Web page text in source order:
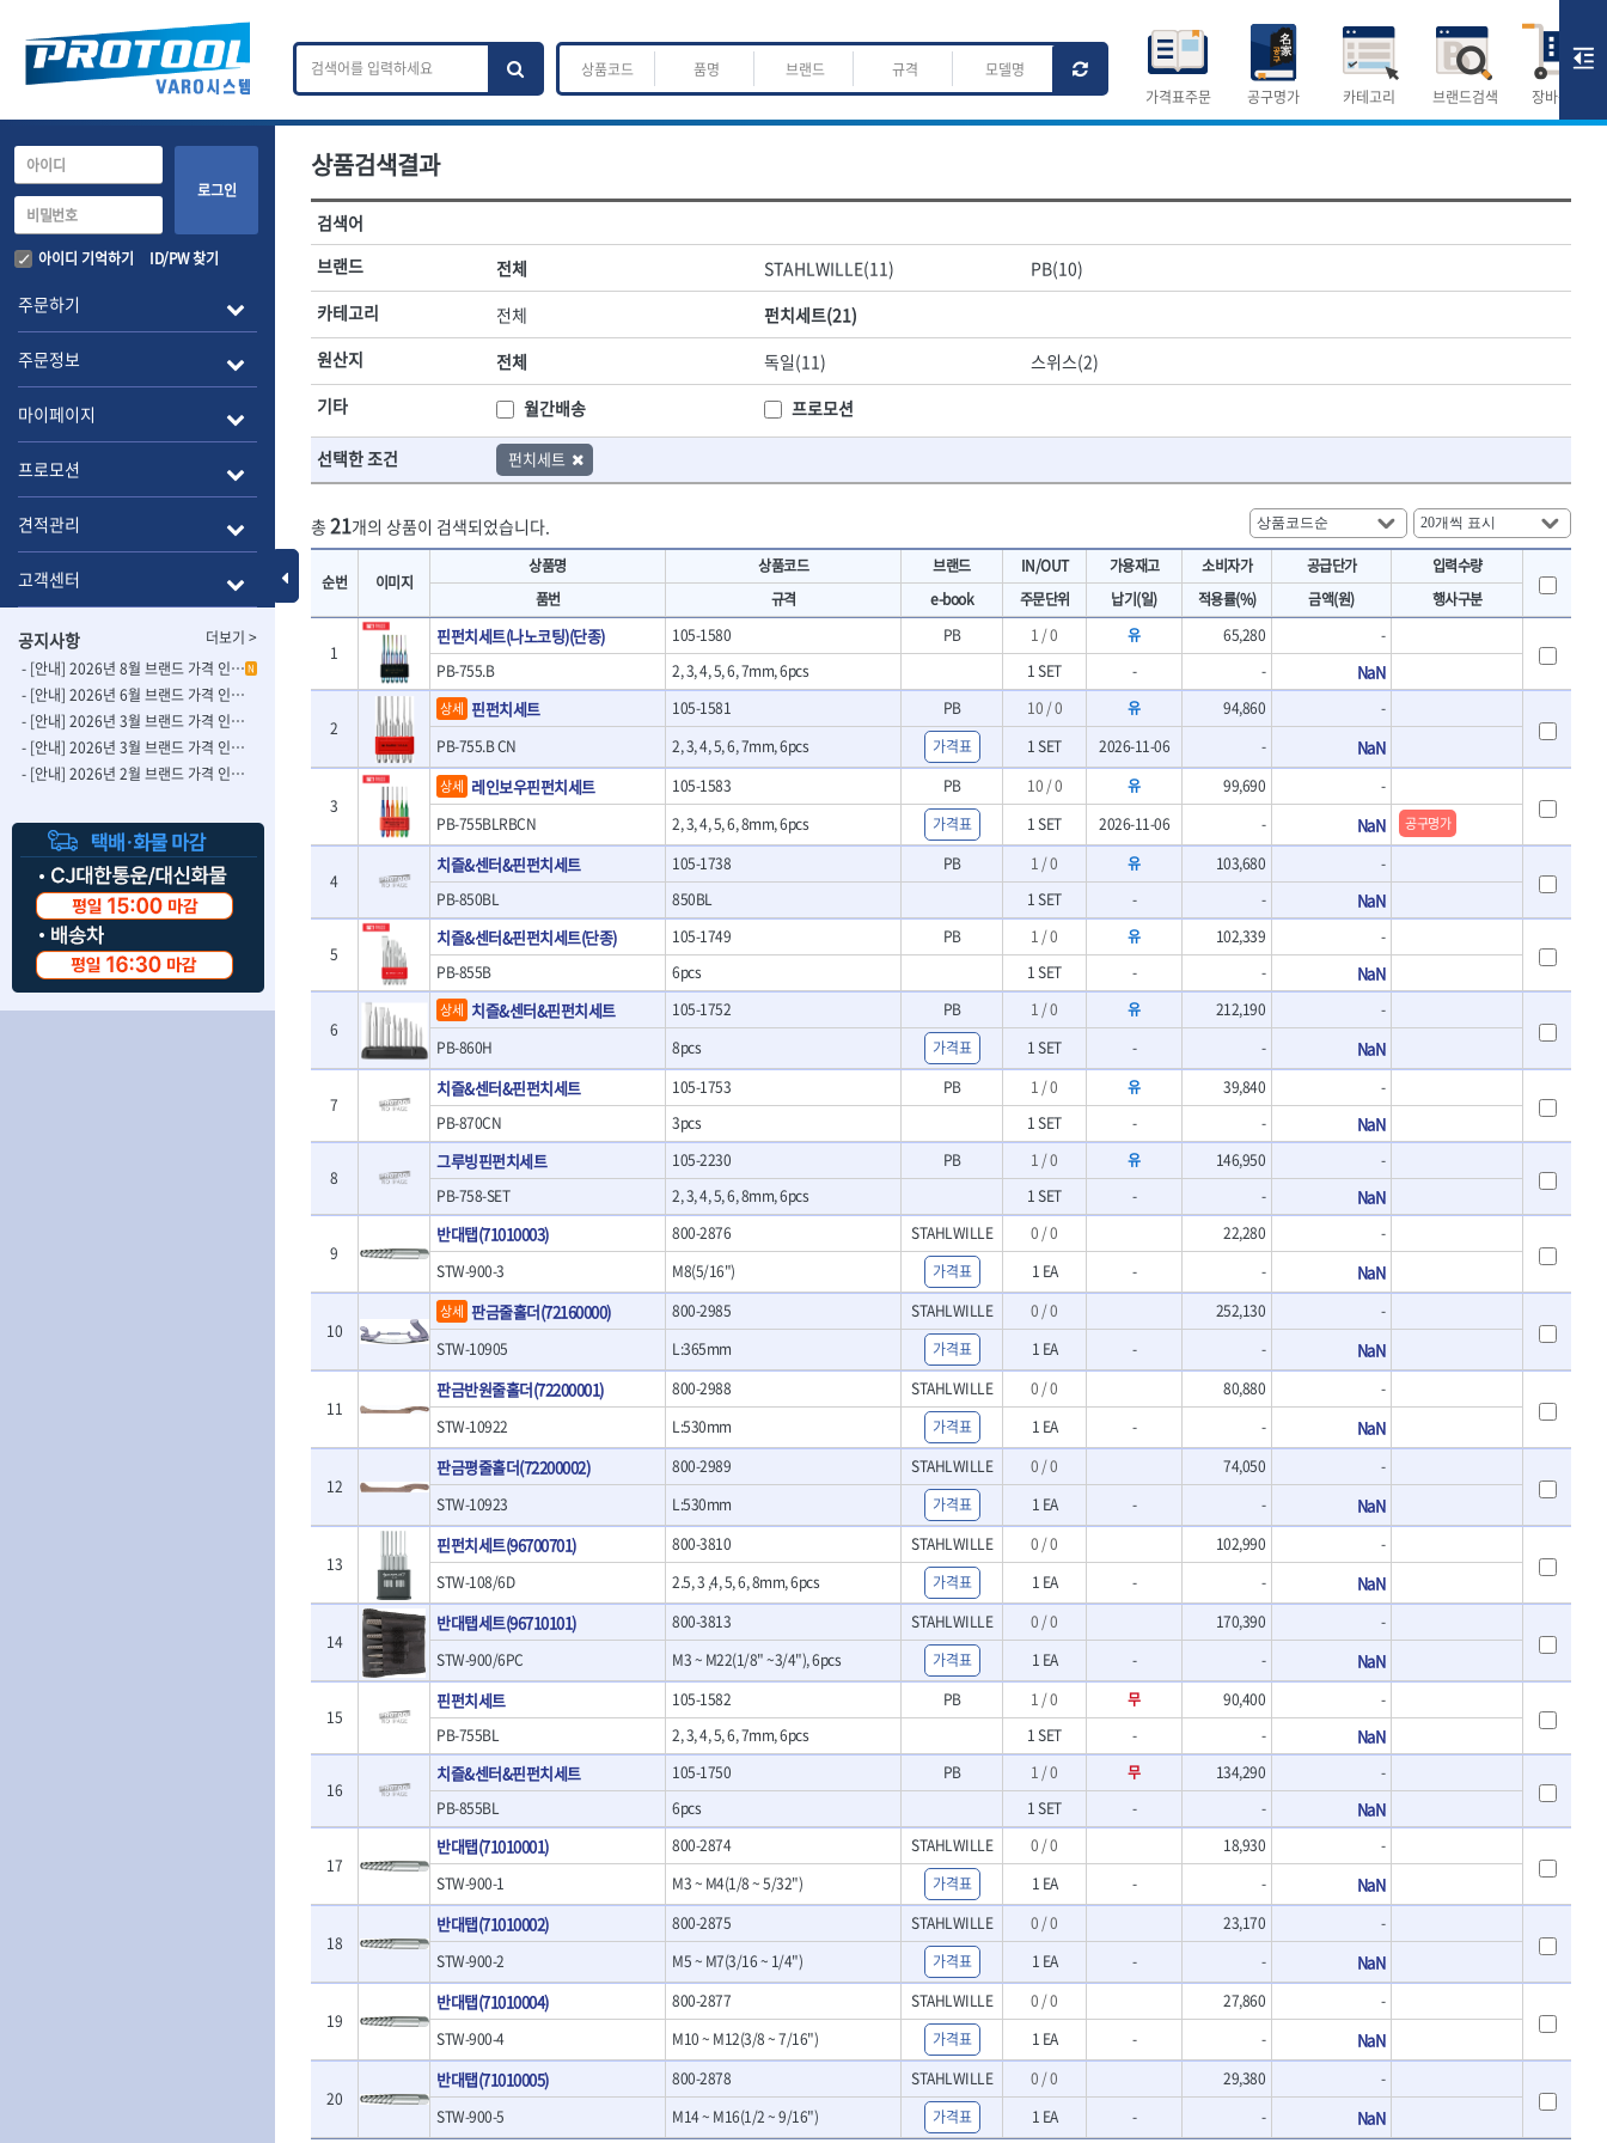
Toggle Menu
가격표주문 공구명가 카테고리 브랜드검색 장바구니
작업공구.종합공구
소켓,렌치,드라이버
- 소켓
- 세미롱소켓
- 엑스트라롱소켓
- 임팩소켓
- 임팩세미롱소켓
- 임팩롱소켓
- 유니버셜소켓
- 롱별소켓
- 임팩롱별소켓
- 육각비트소켓
- 임팩육각비트소켓
- 별비트소켓
- XZN비트소켓
- 임팩육각비트
- 임팩비트
- 유니버셜조인트
- 연결대
- 임팩연결대
- 볼연결대
- 라쳇핸들
- 퀵릴리스라쳇핸들
- 슬라이딩마그네틱너트세
- 비트소켓레일세트
배관.전동.에어.운반
배관공구.장비
- 파이프렌치
- 스트랩락파이프핸들
- 파이프커터
- 튜빙커터
- 밴더
- 동파이프확관기
- 파이프나사산가공기
- 오스타세트
- 파이프가공기
- 파이프바이스
- 유압전선압착기
- 듀잇밴더
- 마이크로드레인
- 마이크로릴
- 시스네이크컴팩
- 시스네이크미니릴
- 시스네이크
- 배관검사용모니터
- 내시경카메라
- 라인송신기
- 탐지용수신기
- 콤비네이션청소기
- 수동스피너
- 프렉스샤프트
- 액세서리
- 전동드럼머신
- 스프링청소기
- 고압파이프세척기
- 건/습식 청소기
- 청소기악세서리
- 체인파이프렌치
- 동파이프커터
- 플라스틱파이프커터
- 디버러
- 동파이프확관기세트
- 전동오스타세트
- 배관내시경
- 배관청소기
- 하수구청소기
- 오거
- 커터
- 스프링헤드
- PVC커터
- 기타 악세사리
- 콤프레샤
전동.충전공구
- 드릴
- 드라이버
- 임팩렌치
- 샌더
- 앵글그라인더
- 컷쏘
- 각도절단기
- 플런지쏘
- 블로워
- 밴드쏘
- 원형톱
- 해머드릴
- 임팩드라이버
- 로터리해머
- 라쳇렌치
- 전동가위
- 직쏘
- 멀티커터
- 광택기
- 앵글그라인더
- 샌딩머신
- 밴드쏘
- 콤보세트
- 충전광택기
산업.안전.웰딩.계절
산업, 생활용품
- 나사고정제
- 윤활방청제
- 설치형가림막
- 전선릴
- 케이블타이
- 스피커
안전용품
- 안전안경
- 안전고글
- 방진마스크
- 방독마스크
- 보호복
- 장갑
- 낙하방지코드
- 무릎 보호대
전기.계절상품
- 열풍기
- 히터
- 충전식분무기
- 선풍기
- 용접기
- LED충전식작업등
- LED램프
- 예초기
- 라디에이터
- 심지난로
- 온수 히터
- 열선
- 정온선
- 콤프레셔
목공공구.목공기계
조각도.끌
- 아사도
- 심환도
- 삼각도
- 곡삼각도
- 조각도세트
- D형조각도
- 카빙나이프
- 손도끼
- 목공용끌
- 목공용끌세트
- 나무상자케이스
- 가우지
- 대패
- 미니터닝세트
- 포스너비트
- 악세사리
- 클로스샌딩롤
- 스프레이건
- 송곳
- 클립
- 컴파스
- 작업대
- 물림쇠
- 측정기
- 디지털습도측정기
- 지그그리퍼시스템
- 치즐
- 치즐세트
- 파팅툴
- 터닝툴세트
- 할로윙툴
- 캘리퍼
- 잭나이프
- 스코프세트
- 조각세트
- 크래프트카버세트
- 말렛스위프
- 목공용망치
- 핸드툴세트
- 다이아몬드휠
- 원형톱날
- 샌딩디스크
- 스크롤쏘날
- 숫돌
- 다이아몬드숫돌
- 원형톱날/루터비트
- 루터비트
- 루터비트세트
- 직쏘날
- 디지털앵글파인더
- 띠톱날
- 모종삽
- 갈퀴
측정공구.절삭공구
측정도구
- 줄자
- 분도기
- 테파게이지
- 기타 측정도구
토크렌치
- 토크렌치바디
- 토크렌치
- 디지탈토크렌치
- 토크렌치라쳇헤드
- 토크렌치스패너헤드
- 토크렌치링헤드
- 토크아답타
- 크로우풋
- 토크테스터기
- 비디오스코프
- 토크드라이버핸들
- 토크드라이버세트
- 토크드라이버
- 토크드라이버블레이드
- 다이얼토크렌치
- 토크멀티플라이어
- 토크렌치비트홀다헤드
- 가방/케이스
절삭공구
- 바이메탈홀쏘날
- 하이스드릴
- 하이스코발트드릴
- 드릴세트
- 아바
- 반대탭
- 원형톱날
자동차공구.장비
자동차용장비
- 타이어탈착기
- 드레인플러그소켓
- 스파크플러그플라이어
전체 ㄷ ㄹ
A
E F J R S T U Z 숫자
전체
1-DAY ACE POWER Armor Tool, LLC
BHS(영창망치)
CP CROWN DEWIT
DH신바람
ENGINEER
FLEX
FLEXCUT
HAZET
IR
IRWIN
ISOTOOL
JOKARI KAKURI Katimax
KAWASA
KHEIRON KLEIN KNIPEX
KOKEN
KTC KUKEN LENOX(사입)
LENOX(수입)
LIENIELSEN
LOCTITE LOGOSOL(AGMA) LONCIN
MACHAN
MAFELL
MARTOR MAYHEW MCC
MORSE
NANIWA NICHOLSON Norton
OSEIN
PB PFEIL PICA
PICARD
RICHMOND RIDGID ROBERTSORBY
ROTARY LIFT
ROTHENBERGER
RUBI RUKO RYOBI
S.Djarv Hantverk AB
SCANGRIP
Scanprobe SENCI SHINANO
SHOPVAC
SICE
SKIL SMOOS
STANZANI SWANSON TEFENPLAST
TENGU
THETA -직판오일등
THETA-공구함 THETA-드라이버
THETA-몽키
THETA-소켓비트 THETA-스패너 THETA-운반구
THETA-자동몽키
THETA-전동악세서리 THETA-측정 THETA-커터,가위
THETA-핸드카트
THOMAS FLINN TOP TOPTUL
TSUNESABURO TUOFU TWOCHERRYS
VAUGHAN VBW
WIHA WOODCRAFT XCELITE
XPROTOOL-기어렌치
ZETA(LED) ZETA(PVC커터) ZETA(라디에이터)
ZETA(비트셋트)
ZETA(커터) ZONE KING 가드맨
게링 HSS
나노원 나이텍스 대건
대건케이블
디월트 디월트 인버터 발전기 라이트 세이키
미주산업 바람돌이 백마
스팀코리아 아임삭 에버그린
에코파워팩
엠파이어 우주전열(겨울) 우주전열(여름)
이젠
일레드 조란 츠노다(TTC)
콰이어트존
플렉스-절단석 협성 황금손
로그인
아이디 기억하기 ID/PW 찾기
주문하기
주문정보
마이페이지
프로모션
견적관리
고객센터
공지사항
더보기 >
- [안내] 2026년 8월 브랜드 가격 인상 사전 안내의 건 N
- [안내] 2026년 6월 브랜드 가격 인상 사전 안내의 건
- [안내] 2026년 3월 브랜드 가격 인상 사전 안내의 건-2
- [안내] 2026년 3월 브랜드 가격 인상 사전 안내의 건
- [안내] 2026년 2월 브랜드 가격 인상 사전 안내의 건
상품검색결과
검색어
브랜드
전체 STAHLWILLE(11)
PB(10)
카테고리
전체
펀치세트(21)
원산지
전체 독일(11)
스위스(2)
기타
월간배송 프로모션
선택한 조건 펀치세트
총 21개의 상품이 검색되었습니다.
순번 이미지
상품명 상품코드 브랜드 IN/OUT 가용재고 소비자가 공급단가
입력수량
품번
규격 e-book 주문단위 납기(일) 적용률(%) 금액(원) 행사구분
1
핀펀치세트(나노코팅)(단종) 105-1580 PB 1 / 0 유 65,280
-
PB-755.B
2, 3, 4, 5, 6, 7mm, 6pcs 1 SET - - NaN
2
상세 핀펀치세트 105-1581 PB 10 / 0 유 94,860
-
PB-755.B CN
2, 3, 4, 5, 6, 7mm, 6pcs 가격표 1 SET 2026-11-06 - NaN
3
상세 레인보우핀펀치세트 105-1583 PB 10 / 0 유 99,690
-
PB-755BLRBCN
2, 3, 4, 5, 6, 8mm, 6pcs 가격표 1 SET 2026-11-06 - NaN 공구명가
4
치즐&센터&핀펀치세트 105-1738 PB 1 / 0 유 103,680
-
PB-850BL
850BL 1 SET - - NaN
5
치즐&센터&핀펀치세트(단종) 105-1749 PB 1 / 0 유 102,339
-
PB-855B
6pcs 1 SET - - NaN
6
상세 치즐&센터&핀펀치세트 105-1752 PB 1 / 0 유 212,190
-
PB-860H
8pcs 가격표 1 SET - - NaN
7
치즐&센터&핀펀치세트 105-1753 PB 1 / 0 유 39,840
-
PB-870CN
3pcs 1 SET - - NaN
8
그루빙핀펀치세트 105-2230 PB 1 / 0 유 146,950
-
PB-758-SET
2, 3, 4, 5, 6, 8mm, 6pcs 1 SET - - NaN
9
반대탭(71010003) 800-2876 STAHLWILLE 0 / 0 22,280
-
STW-900-3
M8(5/16") 가격표 1 EA - - NaN
10
상세 판금줄홀더(72160000) 800-2985 STAHLWILLE 0 / 0 252,130
-
STW-10905
L:365mm 가격표 1 EA - - NaN
11
판금반원줄홀더(72200001) 800-2988 STAHLWILLE 0 / 0 80,880
-
STW-10922
L:530mm 가격표 1 EA - - NaN
12
판금평줄홀더(72200002) 800-2989 STAHLWILLE 0 / 0 74,050
-
STW-10923
L:530mm 가격표 1 EA - - NaN
13
핀펀치세트(96700701) 800-3810 STAHLWILLE 0 / 0 102,990
-
STW-108/6D
2.5, 3 ,4, 5, 6, 8mm, 6pcs 가격표 1 EA - - NaN
14
반대탭세트(96710101) 800-3813 STAHLWILLE 0 / 0 170,390
-
STW-900/6PC
M3 ~ M22(1/8" ~3/4"), 6pcs 가격표 1 EA - - NaN
15
핀펀치세트 105-1582 PB 1 / 0 무 90,400
-
PB-755BL
2, 3, 4, 5, 6, 7mm, 6pcs 1 SET - - NaN
16
치즐&센터&핀펀치세트 105-1750 PB 1 / 0 무 134,290
-
PB-855BL
6pcs 1 SET - - NaN
17
반대탭(71010001) 800-2874 STAHLWILLE 0 / 0 18,930
-
STW-900-1
M3 ~ M4(1/8 ~ 5/32") 가격표 1 EA - - NaN
18
반대탭(71010002) 800-2875 STAHLWILLE 0 / 0 23,170
-
STW-900-2
M5 ~ M7(3/16 ~ 1/4") 가격표 1 EA - - NaN
19
반대탭(71010004) 800-2877 STAHLWILLE 0 / 0 27,860
-
STW-900-4
M10 ~ M12(3/8 ~ 7/16") 가격표 1 EA - - NaN
20
반대탭(71010005) 800-2878 STAHLWILLE 0 / 0 29,380
-
STW-900-5
M14 ~ M16(1/2 ~ 9/16") 가격표 1 EA - - NaN